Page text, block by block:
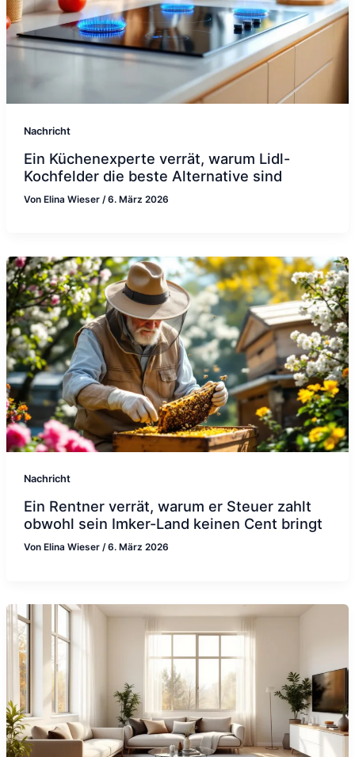
Nachricht
Ein Küchenexperte verrät, warum Lidl-
Kochfelder die beste Alternative sind
Von Elina Wieser /6. März 2026
Nachricht
Ein Rentner verrät, warum er Steuer zahlt
obwohl sein Imker-Land keinen Cent bringt
Von Elina Wieser /6. März 2026